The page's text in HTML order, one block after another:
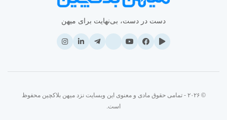
دست در دست، بی‌نهایت برای میهن
© ۲۰۲۶ - تمامی حقوق مادی و معنوی این وبسایت نزد میهن بلاکچین محفوظ
است.